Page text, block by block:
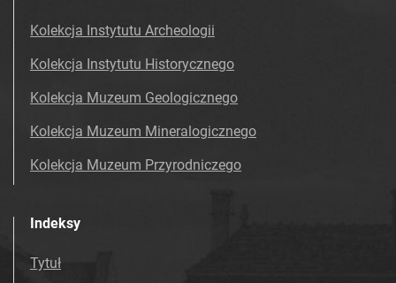
Kolekcja Instytutu Archeologii
Kolekcja Instytutu Historycznego
Kolekcja Muzeum Geologicznego
Kolekcja Muzeum Mineralogicznego
Kolekcja Muzeum Przyrodniczego
Indeksy
Tytuł